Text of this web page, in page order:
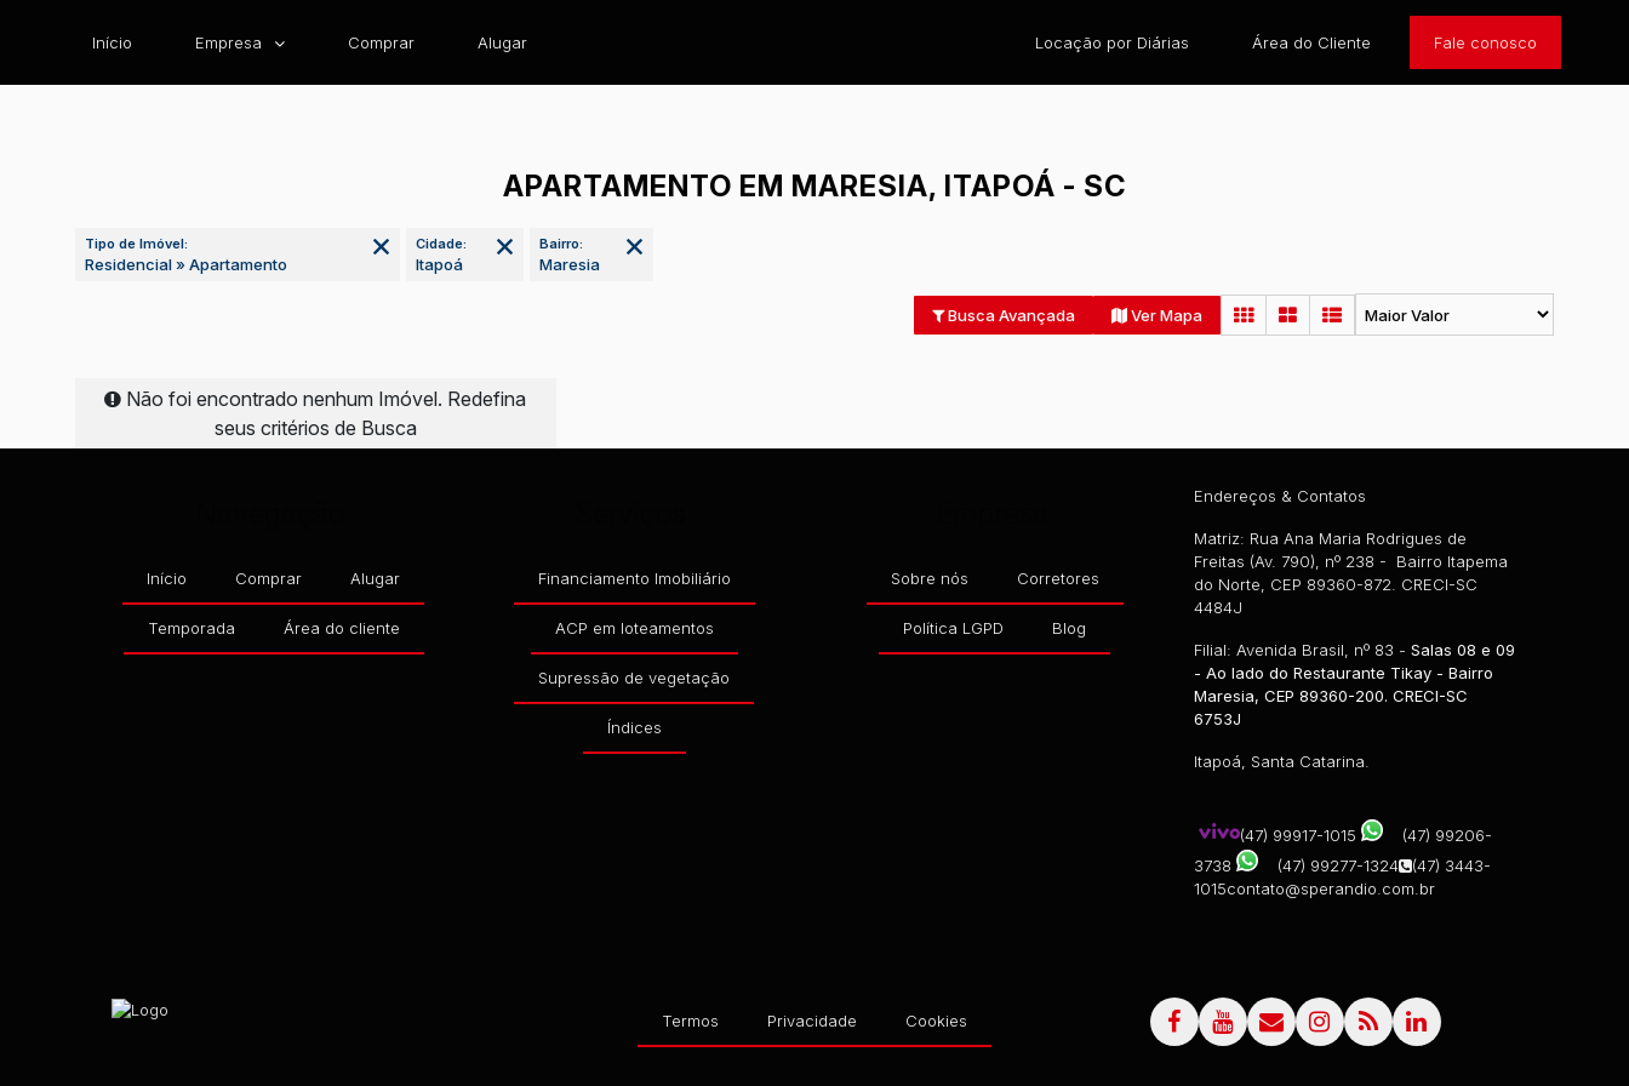
Fale conosco
Área do Cliente
Início Empresa Locação por Diárias
Comprar Alugar
APARTAMENTO EM MARESIA, ITAPOÁ - SC
Tipo de Imóvel:
Residencial » Apartamento
Cidade:
Itapoá
Bairro:
Maresia
Busca Avançada Ver Mapa
Não foi encontrado nenhum Imóvel. Redefina
seus critérios de Busca
Início Comprar Alugar
Temporada Área do cliente
Financiamento Imobiliário
ACP em loteamentos
Supressão de vegetação
Índices
Sobre nós Corretores
Política LGPD Blog
Endereços & Contatos
Matriz: Rua Ana Maria Rodrigues de
Freitas (Av. 790), nº 238 - Bairro Itapema
do Norte, CEP 89360-872. CRECI-SC
4484J
Filial: Avenida Brasil, nº 83 - Salas 08 e 09
- Ao lado do Restaurante Tikay - Bairro
Maresia, CEP 89360-200. CRECI-SC
6753J
Itapoá, Santa Catarina.
(47) 99917-1015
(47) 99206-
3738
(47) 99277-1324
(47) 3443-
1015contato@sperandio.com.br
Termos Privacidade Cookies